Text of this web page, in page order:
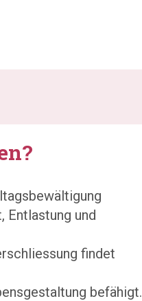
Entlastung und
findet
befähigt.